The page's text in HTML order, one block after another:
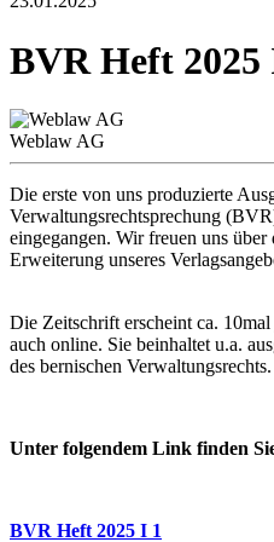
BVR Heft 2025
Weblaw AG
Die erste von uns produzierte
Verwaltungsrechtsprechung
eingegangen. Wir freuen uns
Erweiterung unseres
Die Zeitschrift erscheint ca.
auch online. Sie beinhaltet u.a.
des bernischen Verwaltungsrechts.
Unter folgendem Link finden
BVR Heft 2025 I 1